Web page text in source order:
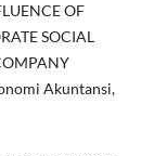
OF
SOCIAL
Akuntansi,